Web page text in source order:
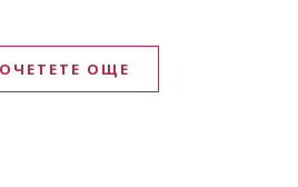
ОЩЕ